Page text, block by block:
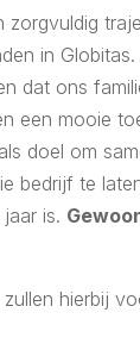
zorgvuldig
in Globitas.
dat ons
een mooie
doel om
bedrijf te
is.
hierbij